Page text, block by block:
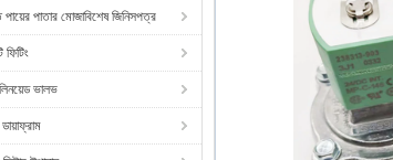
পায়ের পাতার মোজাবিশেষ জিনিসপত্র
ফিটিং
ভালভ